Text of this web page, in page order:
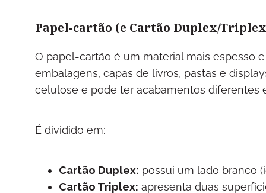
Papel-cartão (e Cartão Duplex/
O papel-cartão é um material mais espesso
embalagens, capas de livros, pastas e
celulose e pode ter acabamentos diferentes
É dividido em:
Cartão Duplex: possui um lado branco
Cartão Triplex: apresenta duas